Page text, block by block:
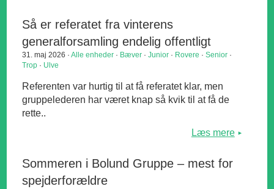
Så er referatet fra vinterens
generalforsamling endelig offentligt
31. maj 2026 ·Alle enheder · Bæver ·Junior · Rovere ·Senior ·
Trop · Ulve
Referenten var hurtig til at få referatet klar, men
gruppelederen har været knap så kvik til at få de
rette..
Læs mere
Sommeren i Bolund Gruppe – mest for
spejderforældre